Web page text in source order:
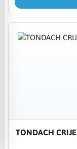
TONDACH